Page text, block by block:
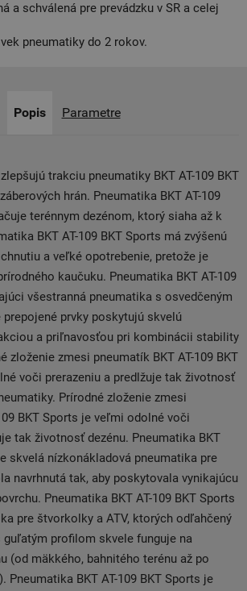
a schválená pre prevádzku v SR a celej
pneumatiky do 2 rokov.
Popis Parametre
trakciu pneumatiky BKT AT-109 BKT
hrán. Pneumatika BKT AT-109
terénnym dezénom, ktorý siaha až k
BKT AT-109 BKT Sports má zvýšenú
a veľké opotrebenie, pretože je
kaučuku. Pneumatika BKT AT-109
všestranná pneumatika s osvedčeným
prepojené prvky poskytujú skvelú
a priľnavosťou pri kombinácii stability
zloženie zmesi pneumatík BKT AT-109 BKT
voči prerazeniu a predlžuje tak životnosť
Prírodné zloženie zmesi
BKT Sports je veľmi odolné voči
tak životnosť dezénu. Pneumatika BKT
skvelá nízkonákladová pneumatika pre
navrhnutá tak, aby poskytovala vynikajúcu
Pneumatika BKT AT-109 BKT Sports
pre štvorkolky a ATV, ktorých odľahčený
profilom skvele funguje na
(od mäkkého, bahnitého terénu až po
Pneumatika BKT AT-109 BKT Sports je